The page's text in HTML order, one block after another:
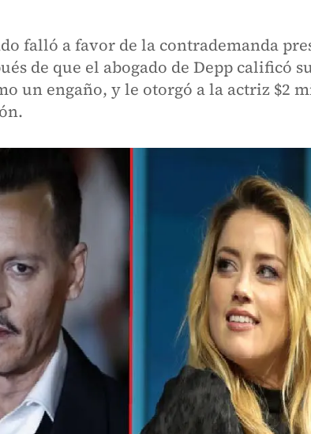
falló a favor de la contrademanda
de que el abogado de Depp calificó
un engaño, y le otorgó a la actriz $2